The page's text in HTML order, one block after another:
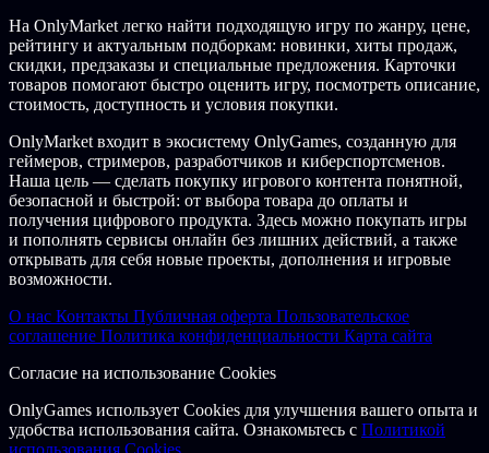
На OnlyMarket легко найти подходящую игру по жанру, цене,
рейтингу и актуальным подборкам: новинки, хиты продаж,
скидки, предзаказы и специальные предложения. Карточки
товаров помогают быстро оценить игру, посмотреть описание,
стоимость, доступность и условия покупки.
OnlyMarket входит в экосистему OnlyGames, созданную для
геймеров, стримеров, разработчиков и киберспортсменов.
Наша цель — сделать покупку игрового контента понятной,
безопасной и быстрой: от выбора товара до оплаты и
получения цифрового продукта. Здесь можно покупать игры
и пополнять сервисы онлайн без лишних действий, а также
открывать для себя новые проекты, дополнения и игровые
возможности.
О нас Контакты Публичная оферта Пользовательское
соглашение Политика конфиденциальности Карта сайта
Согласие на использование Cookies
OnlyGames использует Cookies для улучшения вашего опыта и
удобства использования сайта. Ознакомьтесь с Политикой